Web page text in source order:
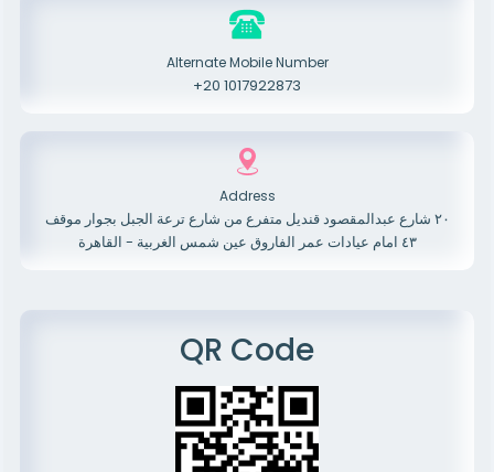
Alternate Mobile Number
+20 1017922873
Address
٢٠ شارع عبدالمقصود قنديل متفرع من شارع ترعة الجبل بجوار موقف
٤٣ امام عيادات عمر الفاروق عين شمس الغربية - القاهرة
QR Code